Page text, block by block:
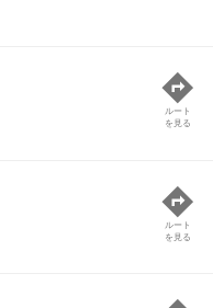
ルート
を見る
ルート
を見る